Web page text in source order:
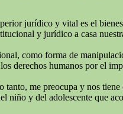
jurídico y vital es el
y jurídico a casa
como forma de
derechos humanos por el
me preocupa y nos
y del adolescente que